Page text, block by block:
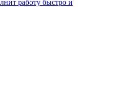
работу быстро и